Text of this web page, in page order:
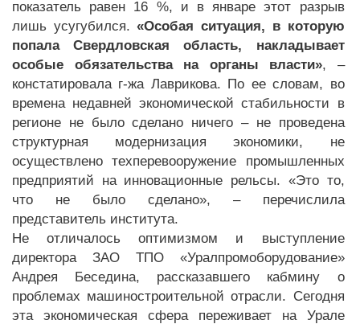
показатель равен 16 %, и в январе этот разрыв
лишь усугубился.«Особая ситуация, в которую
попала Свердловская область, накладывает
особые обязательства на органы власти», –
констатировала г-жа Лаврикова. По ее словам, во
времена недавней экономической стабильности в
регионе не было сделано ничего – не проведена
структурная модернизация экономики, не
осуществлено техперевооружение промышленных
предприятий на инновационные рельсы. «Это то,
что не было сделано», – перечислила
представитель института.
Не отличалось оптимизмом и выступление
директора ЗАО ТПО «Уралпромоборудование»
Андрея Беседина, рассказавшего кабмину о
проблемах машиностроительной отрасли. Сегодня
эта экономическая сфера переживает на Урале